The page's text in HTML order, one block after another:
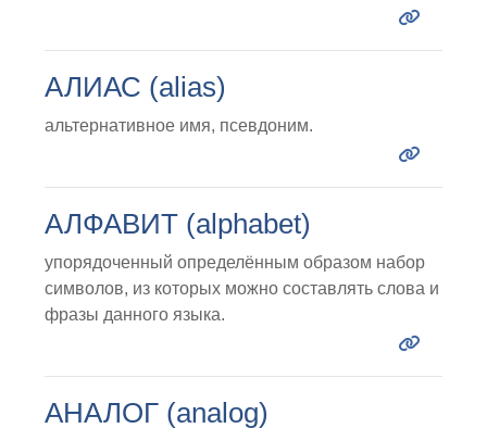
АЛИАС (alias)
альтернативное имя, псевдоним.
АЛФАВИТ (alphabet)
упорядоченный определённым образом набор
символов, из которых можно составлять слова и
фразы данного языка.
АНАЛОГ (analog)